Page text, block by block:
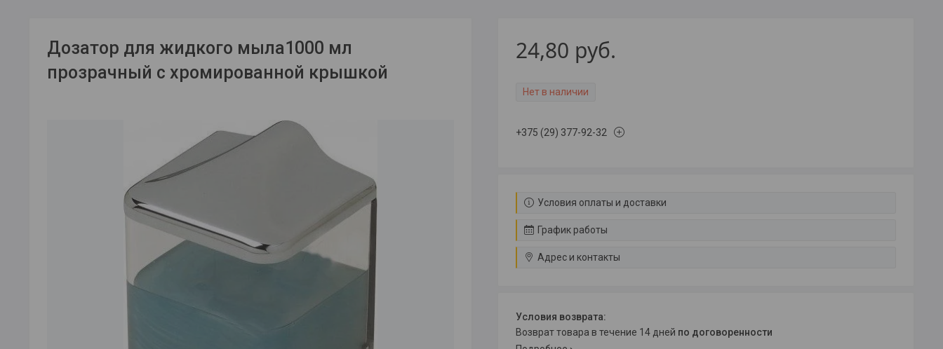
Дозатор для жидкого мыла1000 мл
прозрачный с хромированной крышкой
24,80 руб.
Нет в наличии
+375 (29) 377-92-32
Условия оплаты и доставки
График работы
Адрес и контакты
возврат товара в течение 14 дней по договоренности